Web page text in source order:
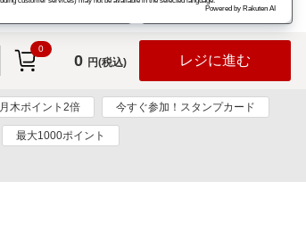
ログイン
0
0 円(税込) レジに進む
月木ポイント2倍 今すぐ参加！スタンプカード
最大1000ポイント